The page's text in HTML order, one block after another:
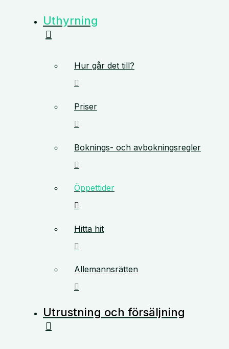
Uthyrning
Hur går det till?
Priser
Boknings- och avbokningsregler
Öppettider
Hitta hit
Allemannsrätten
Utrustning och försäljning